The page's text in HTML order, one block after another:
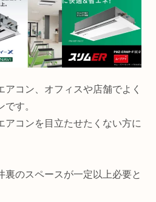
アコン、オフィスや店舗でよく
す。
アコンを目立たせたくない方に
裏のスペースが一定以上必要と